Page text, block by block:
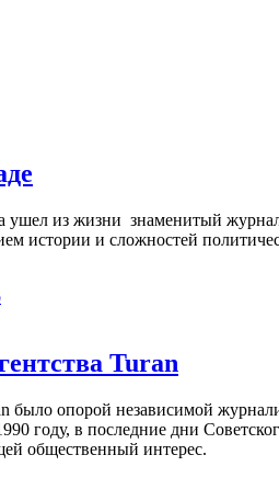
ушел из жизни знаменитый
истории и сложностей
Turan
было опорой независимой
году, в последние дни
общественный интерес.